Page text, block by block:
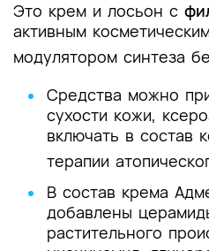
Это крем и лосьон с
активным
модулятором синтеза
Средства можно
сухости кожи,
включать в состав
терапии
В состав крема
добавлены
растительного